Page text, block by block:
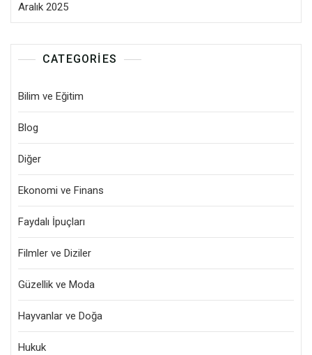
Aralık 2025
CATEGORIES
Bilim ve Eğitim
Blog
Diğer
Ekonomi ve Finans
Faydalı İpuçları
Filmler ve Diziler
Güzellik ve Moda
Hayvanlar ve Doğa
Hukuk